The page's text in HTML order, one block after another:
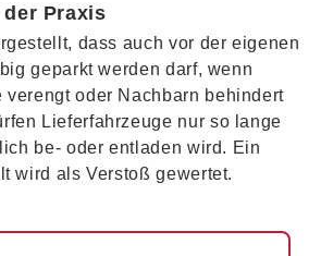
Praxis
dass auch vor der eigenen
geparkt werden darf, wenn
verengt oder Nachbarn behindert
Lieferfahrzeuge nur so lange
be- oder entladen wird. Ein
wird als Verstoß gewertet.